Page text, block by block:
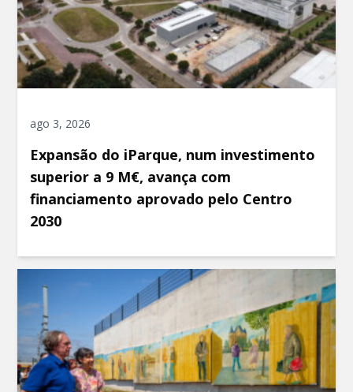
ago 3, 2026
Expansão do iParque, num investimento
superior a 9 M€, avança com
financiamento aprovado pelo Centro
2030